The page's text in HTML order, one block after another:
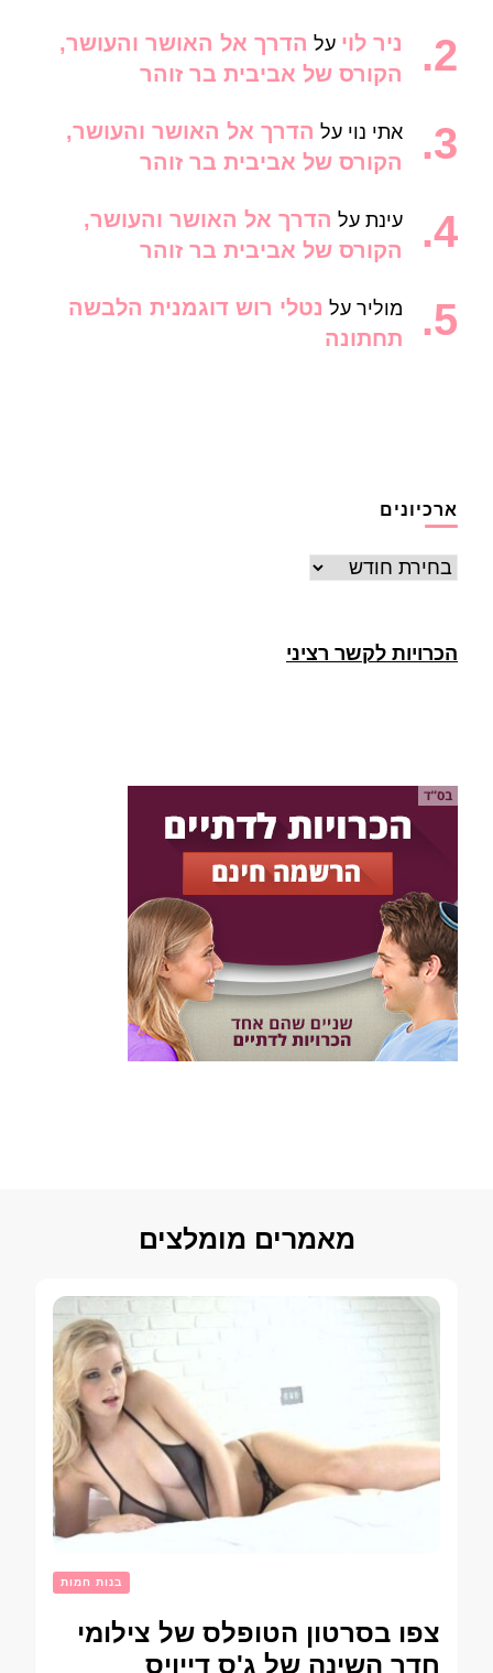
ניר לוי על הדרך אל האושר והעושר,
הקורס של אביבית בר זוהר
אתי נוי על הדרך אל האושר והעושר,
הקורס של אביבית בר זוהר
עינת על הדרך אל האושר והעושר,
הקורס של אביבית בר זוהר
מוליר על נטלי רוש דוגמנית הלבשה
תחתונה
ארכיונים
ארכיונים
הכרויות לקשר רציני
מאמרים מומלצים
בנות חמות
צפו בסרטון הטופלס של צילומי
חדר השינה של ג'ס דייויס